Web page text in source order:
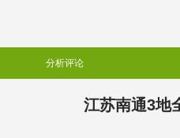
分析评论
江苏南通3地